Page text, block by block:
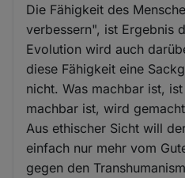
Die Fähigkeit des
verbessern", ist Ergebnis
Evolution wird auch
diese Fähigkeit eine
nicht. Was machbar ist,
machbar ist, wird
Aus ethischer Sicht will
einfach nur mehr vom
gegen den